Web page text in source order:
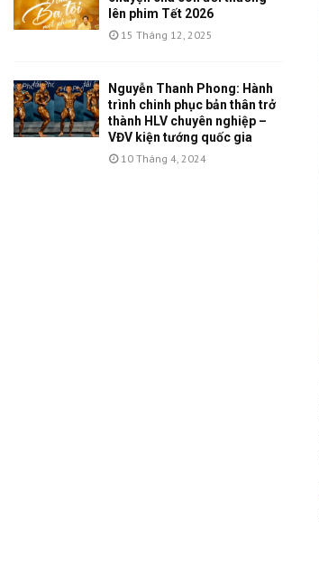
lên phim Tết 2026
15 Tháng 12, 2025
Nguyễn Thanh Phong: Hành
trình chinh phục bản thân trở
thành HLV chuyên nghiệp –
VĐV kiện tướng quốc gia
10 Tháng 4, 2024